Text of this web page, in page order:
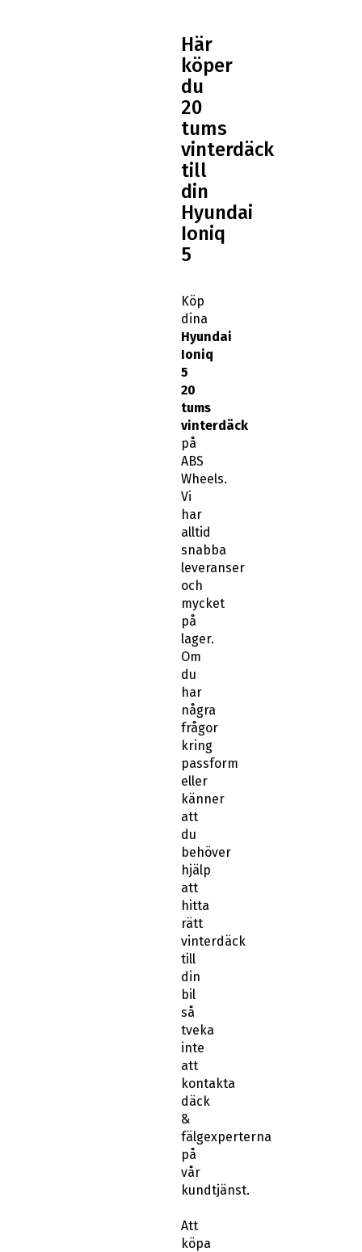
Här
köper
du
20
tums
vinterdäck
till
din
Hyundai
Ioniq
5
Köp
dina
Hyundai
Ioniq
5
20
tums
vinterdäck
på
ABS
Wheels.
Vi
har
alltid
snabba
leveranser
och
mycket
på
lager.
Om
du
har
några
frågor
kring
passform
eller
känner
att
du
behöver
hjälp
att
hitta
rätt
vinterdäck
till
din
bil
så
tveka
inte
att
kontakta
däck
&
fälgexperterna
på
vår
kundtjänst.
Att
köpa